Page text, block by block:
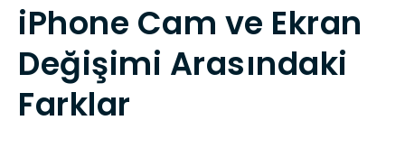
iPhone Cam ve Ekran
Değişimi Arasındaki
Farklar